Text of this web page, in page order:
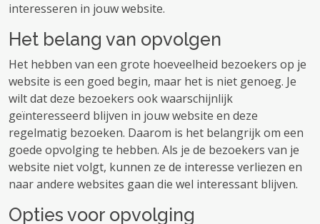
interesseren in jouw website.
Het belang van opvolgen
Het hebben van een grote hoeveelheid bezoekers op je
website is een goed begin, maar het is niet genoeg. Je
wilt dat deze bezoekers ook waarschijnlijk
geïnteresseerd blijven in jouw website en deze
regelmatig bezoeken. Daarom is het belangrijk om een ​​
goede opvolging te hebben. Als je de bezoekers van je
website niet volgt, kunnen ze de interesse verliezen en
naar andere websites gaan die wel interessant blijven.
Opties voor opvolging